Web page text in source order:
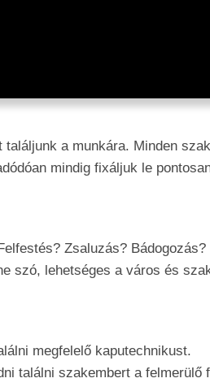
a munkára. Minden
mindig fixáljuk le
Zsaluzás? Bádogozás?
szó, lehetséges a város és
megfelelő kaputechnikust.
találni szakembert a felmerülő